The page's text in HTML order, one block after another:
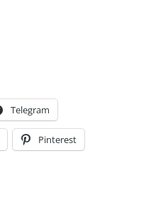
Telegram
Pinterest